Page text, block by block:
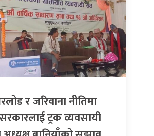
र जरिवाना नीतिमा
ट्रक व्यवसायी